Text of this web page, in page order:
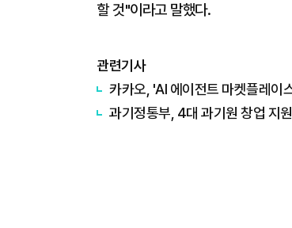
할 것"이라고 말했다.
관련기사
카카오, 'AI 에이전트 마켓플레이
과기정통부, 4대 과기원 창업 지